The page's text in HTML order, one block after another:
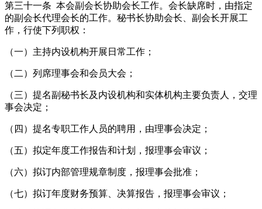
第三十一条 本会副会长协助会长工作。会长缺席时，由指定
的副会长代理会长的工作。秘书长协助会长、副会长开展工
作，行使下列职权：
（一）主持内设机构开展日常工作；
（二）列席理事会和会员大会；
（三）提名副秘书长及内设机构和实体机构主要负责人，交理
事会决定；
（四）提名专职工作人员的聘用，由理事会决定；
（五）拟定年度工作报告和计划，报理事会审议；
（六）拟订内部管理规章制度，报理事会批准；
（七）拟订年度财务预算、决算报告，报理事会审议；